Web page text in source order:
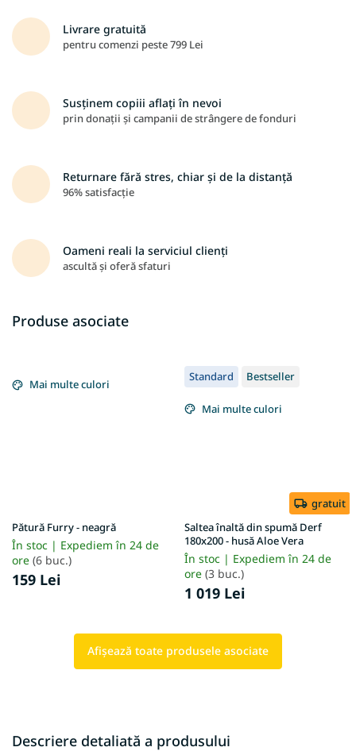
Livrare gratuită
pentru comenzi peste 799 Lei
Susținem copiii aflați în nevoi
prin donații și campanii de strângere de fonduri
Returnare fără stres, chiar și de la distanță
96% satisfacție
Oameni reali la serviciul clienți
ascultă și oferă sfaturi
Produse asociate
Mai multe culori
Pătură Furry - neagră
În stoc | Expediem în 24 de
ore (6 buc.)
159 Lei
Standard Bestseller
Mai multe culori
gratuit
Saltea înaltă din spumă Derf
180x200 - husă Aloe Vera
În stoc | Expediem în 24 de
ore (3 buc.)
1 019 Lei
Afişează toate produsele asociate
Descriere detaliată a produsului